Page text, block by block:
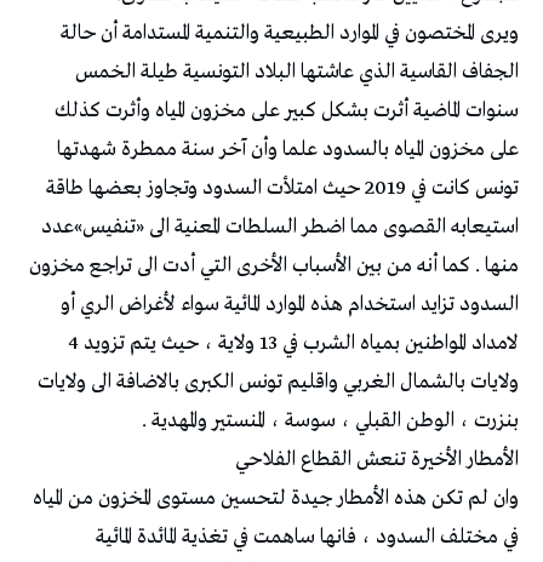
ويرى المختصون في الموارد الطبيعية والتنمية المستدامة أن حالة
الجفاف القاسية الذي عاشتها البلاد التونسية طيلة الخمس
سنوات الماضية أثرت بشكل كبير على مخزون المياه وأثرت كذلك
على مخزون المياه بالسدود علما وأن آخر سنة ممطرة شهدتها
تونس كانت في 2019 حيث امتلأت السدود وتجاوز بعضها طاقة
استيعابه القصوى مما اضطر السلطات المعنية الى «تنفيس»عدد
منها . كما أنه من بين الأسباب الأخرى التي أدت الى تراجع مخزون
السدود تزايد استخدام هذه الموارد المائية سواء لأغراض الري أو
لامداد المواطنين بمياه الشرب في 13 ولاية ، حيث يتم تزويد 4
ولايات بالشمال الغربي واقليم تونس الكبرى بالاضافة الى ولايات
بنزرت ، الوطن القبلي ، سوسة ، المنستير والمهدية .
الأمطار الأخيرة تنعش القطاع الفلاحي
وان لم تكن هذه الأمطار جيدة لتحسين مستوى المخزون من المياه
في مختلف السدود ، فانها ساهمت في تغذية المائدة المائية